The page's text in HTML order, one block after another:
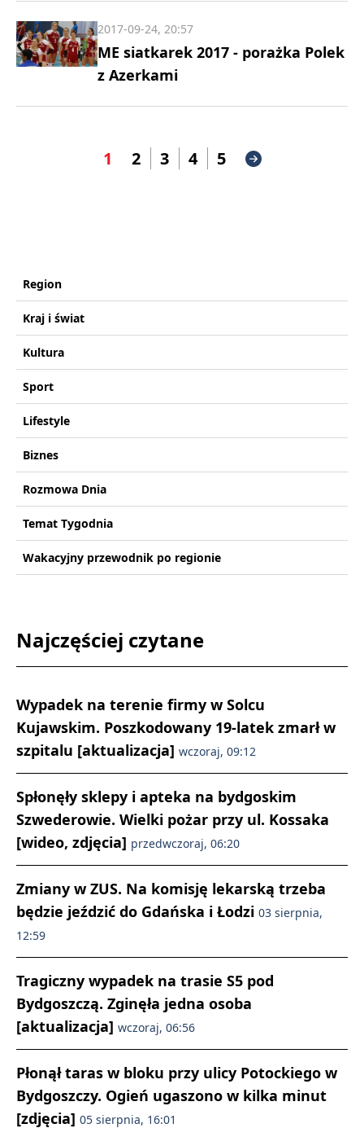
ME siatkarek 2017 - porażka Polek
z Azerkami
2017-09-24, 20:57
1 2 3 4 5
Region
Kraj i świat
Kultura
Sport
Lifestyle
Biznes
Rozmowa Dnia
Temat Tygodnia
Wakacyjny przewodnik po regionie
Najczęściej czytane
Wypadek na terenie firmy w Solcu
Kujawskim. Poszkodowany 19-latek zmarł w
szpitalu [aktualizacja] wczoraj, 09:12
Spłonęły sklepy i apteka na bydgoskim
Szwederowie. Wielki pożar przy ul. Kossaka
[wideo, zdjęcia] przedwczoraj, 06:20
Zmiany w ZUS. Na komisję lekarską trzeba
będzie jeździć do Gdańska i Łodzi 03 sierpnia,
12:59
Tragiczny wypadek na trasie S5 pod
Bydgoszczą. Zginęła jedna osoba
[aktualizacja] wczoraj, 06:56
Płonął taras w bloku przy ulicy Potockiego w
Bydgoszczy. Ogień ugaszono w kilka minut
[zdjęcia] 05 sierpnia, 16:01